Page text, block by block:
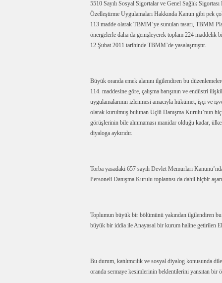
5510 Sayılı Sosyal Sigortalar ve Genel Sağlık
Özelleştirme Uygulamaları Hakkında Kanun gibi pek
113 madde olarak TBMM’ye sunulan tasarı, TBMM
önergelerle daha da genişleyerek toplam 224 maddelik
12 Şubat 2011 tarihinde TBMM’de yasalaşmıştır.
Büyük oranda emek alanını ilgilendiren bu
114. maddesine göre, çalışma barışının ve endüstri
uygulamalarının izlenmesi amacıyla hükümet, işçi ve
olarak kurulmuş bulunan Üçlü Danışma Kurulu’nun
görüşlerinin bile alınmaması manidar olduğu kadar,
diyaloga aykırıdır.
Torba yasadaki 657 sayılı Devlet Memurları
Personeli Danışma Kurulu toplantısı da dahil hiçbir
Toplumun büyük bir bölümünü yakından ilgilendiren
büyük bir iddia ile Anayasal bir kurum haline getirilen
Bu durum, katılımcılık ve sosyal diyalog konusunda
oranda sermaye kesimlerinin beklentilerini yansıtan bir